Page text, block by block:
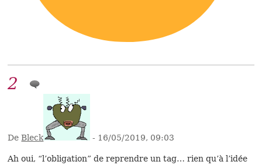
2
DeBleck - 16/05/2019, 09:03
Ah oui, “l’obligation” de reprendre un tag… rien qu’à l’idée